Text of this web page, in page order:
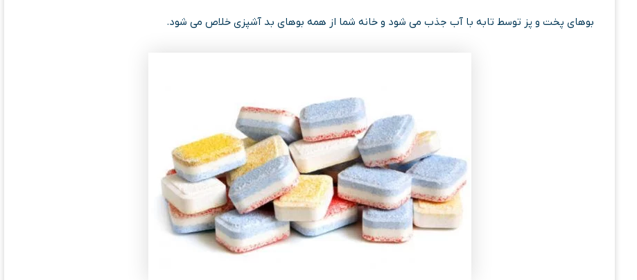
بوهای پخت و پز توسط تابه با آب جذب می شود و خانه شما از همه بوهای بد آشپزی خلاص می شود.